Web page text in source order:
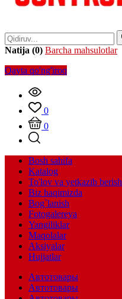
Natija (0) Barcha mahsulotlar
Qayta qo'ng'iroq
0
0
Bosh sahifa
Katalog
To'lov va yetkazib berish
Biz haqimizda
Bog`lanish
Fotogalereya
Yangiliklar
Maqolalar
Aksiyalar
Hujjatlar
Автотовары
Автотовары